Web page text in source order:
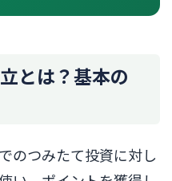
とは？基本の
のつみたて投資に対し